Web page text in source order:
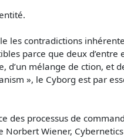
les contradictions
parce que deux d’entre
d’un mélange de ction, et
», le Cyborg est par
des processus de
Wiener,